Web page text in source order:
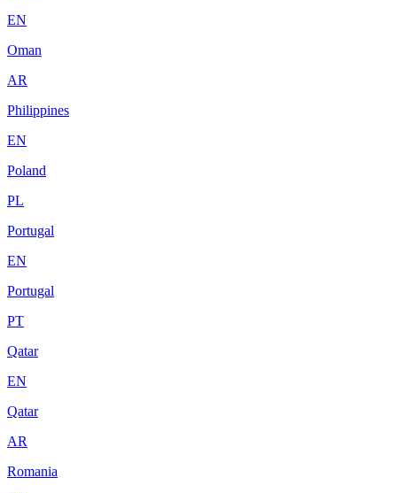
EN
Oman
AR
Philippines
EN
Poland
PL
Portugal
EN
Portugal
PT
Qatar
EN
Qatar
AR
Romania